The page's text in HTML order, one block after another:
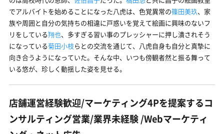
でアルバイトを始めることになった八虎は、色覚異常の篠田美玖、家
族や周囲と自分の気持ちの相違に戸惑いを覚えて絵画に興味のないフ
リをしている翔也、多すぎる習い事のプレッシャーに押し潰されそう
になっている菊田小枝らとの交流を通じて、八虎自身も自分と真摯に
向き合うようになっていた。そんな中、いつも傍観者然と振る舞って
いる悠が、珍しく動揺した姿を見せる。
店舗運営経験歓迎/マーケティング4Pを提案するコ
ンサルティング営業/業界未経験 ️/Webマーケティ